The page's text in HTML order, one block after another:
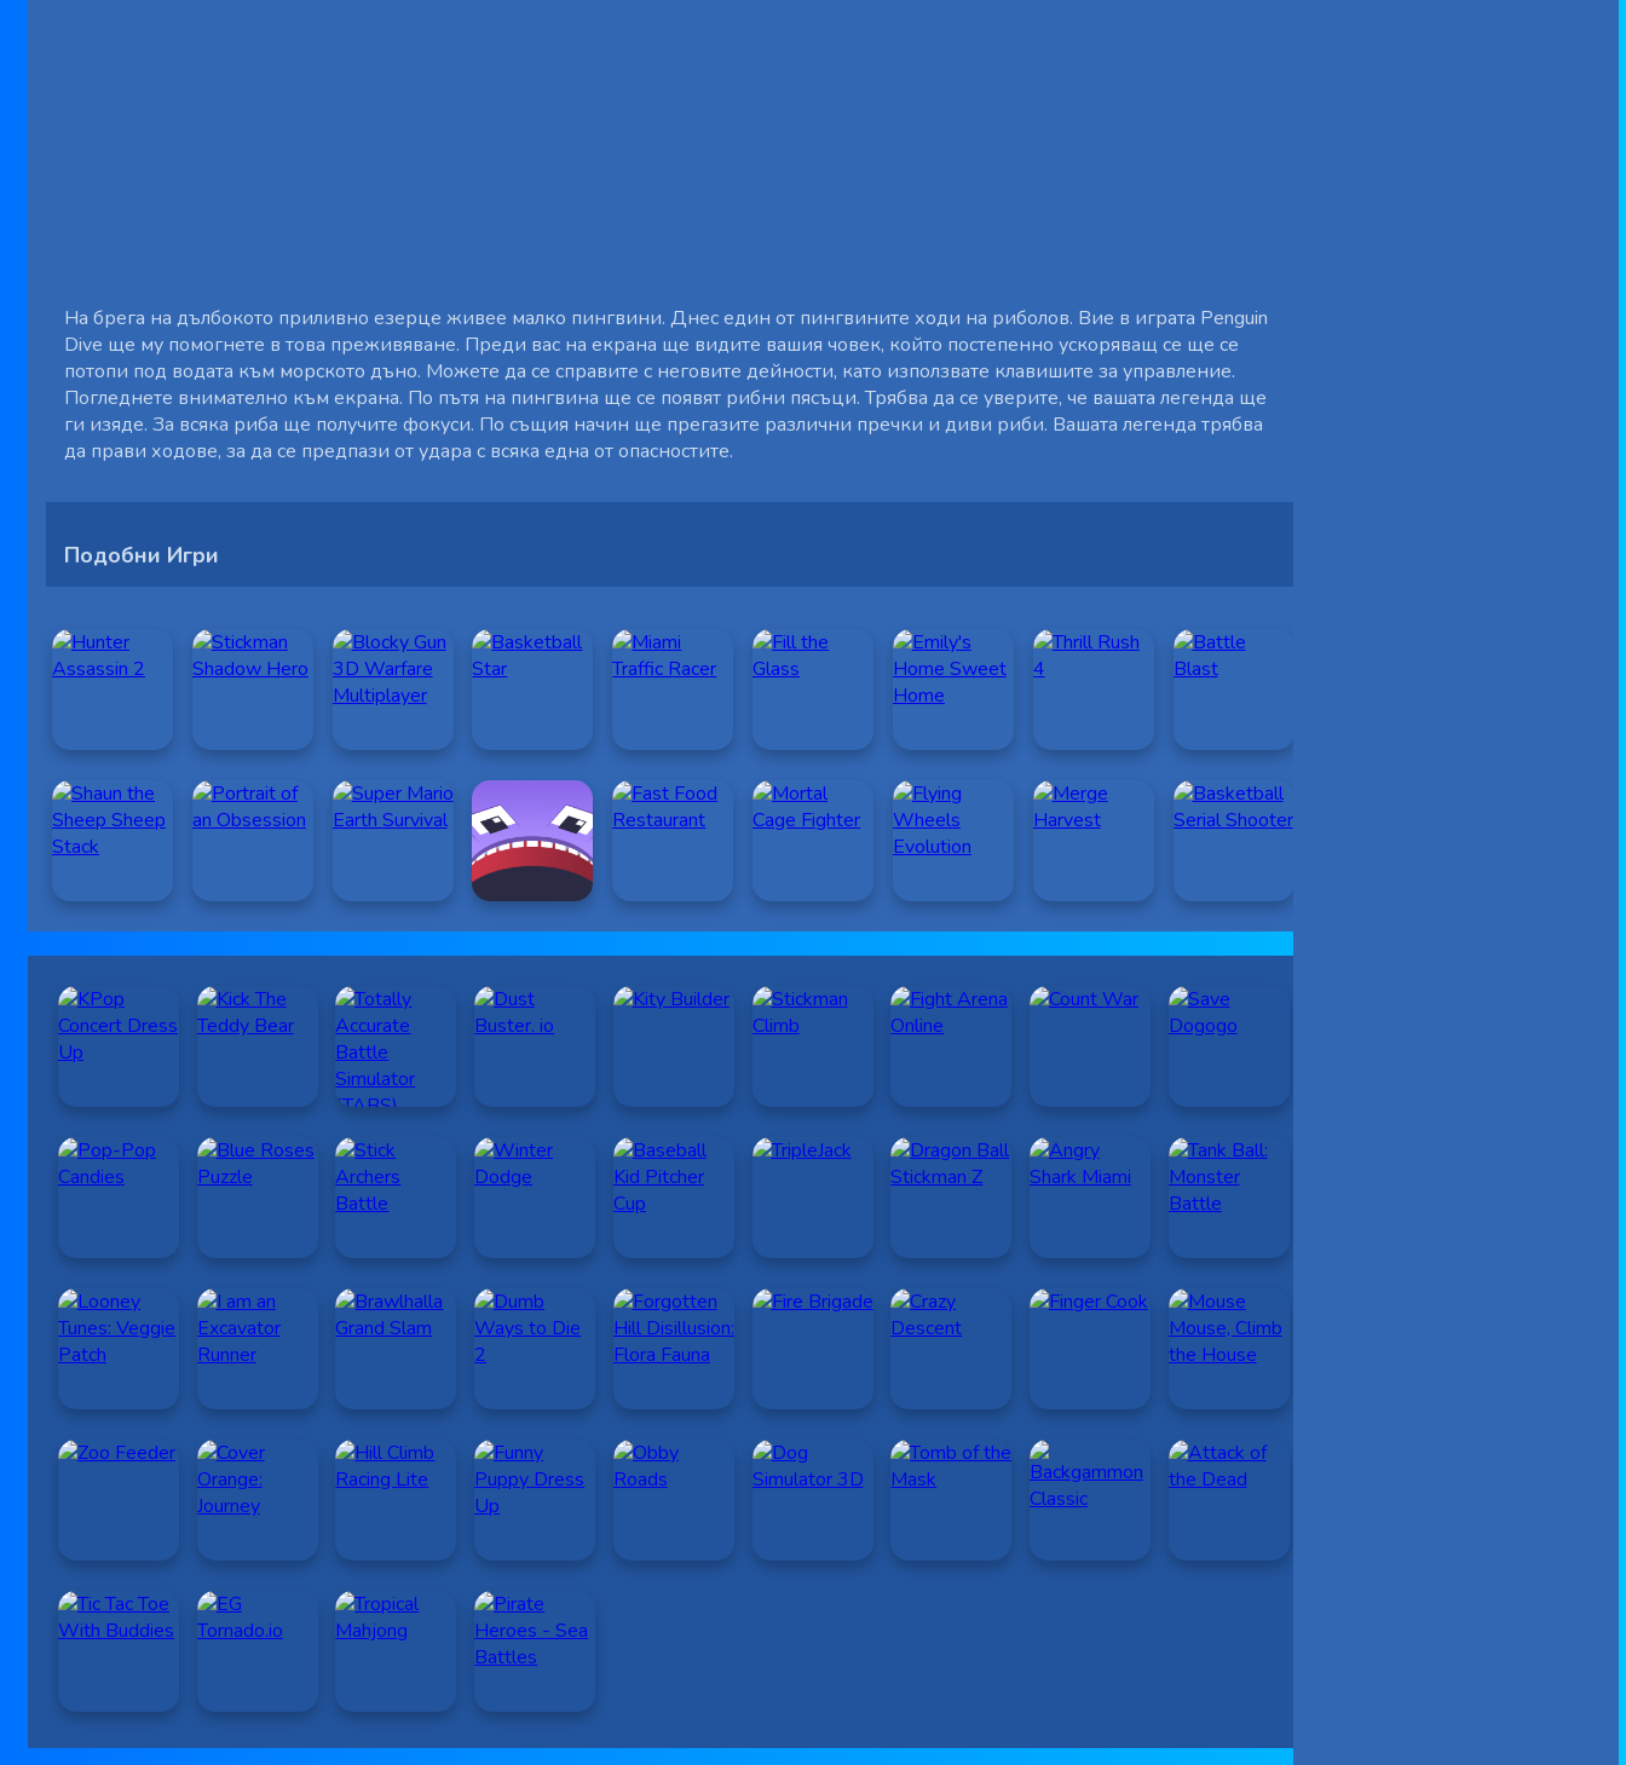
На брега на дълбокото приливно езерце живее малко пингвини. Днес един от пингвините ходи на риболов. Вие в играта Penguin
Dive ще му помогнете в това преживяване. Преди вас на екрана ще видите вашия човек, който постепенно ускоряващ се ще се
потопи под водата към морското дъно. Можете да се справите с неговите дейности, като използвате клавишите за управление.
Погледнете внимателно към екрана. По пътя на пингвина ще се появят рибни пясъци. Трябва да се уверите, че вашата легенда ще
ги изяде. За всяка риба ще получите фокуси. По същия начин ще прегазите различни пречки и диви риби. Вашата легенда трябва
да прави ходове, за да се предпази от удара с всяка една от опасностите.
Подобни Игри